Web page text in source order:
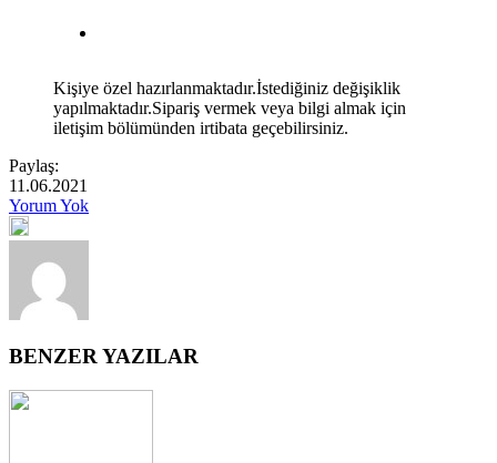
Kişiye özel hazırlanmaktadır.İstediğiniz değişiklik
yapılmaktadır.Sipariş vermek veya bilgi almak için
iletişim bölümünden irtibata geçebilirsiniz.
Paylaş:
11.06.2021
Yorum Yok
BENZER YAZILAR